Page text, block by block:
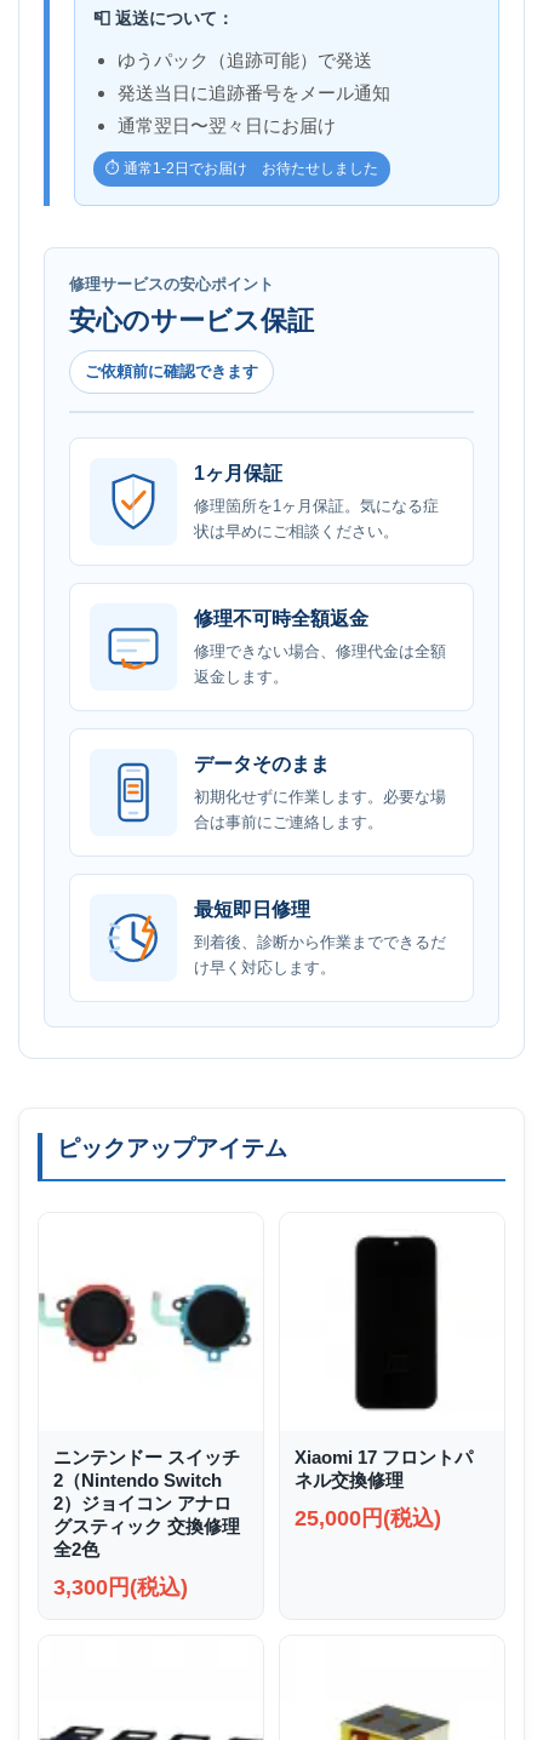
📮 返送について：
ゆうパック（追跡可能）で発送
発送当日に追跡番号をメール通知
通常翌日〜翌々日にお届け
⏱️ 通常1-2日でお届け お待たせしました
修理サービスの安心ポイント
安心のサービス保証
ご依頼前に確認できます
1ヶ月保証
修理箇所を1ヶ月保証。気になる症
状は早めにご相談ください。
修理不可時全額返金
修理できない場合、修理代金は全額
返金します。
データそのまま
初期化せずに作業します。必要な場
合は事前にご連絡します。
最短即日修理
到着後、診断から作業までできるだ
け早く対応します。
ピックアップアイテム
ニンテンドー スイッチ
2（Nintendo Switch
2）ジョイコン アナロ
グスティック 交換修理
全2色
3,300円(税込)
Xiaomi 17 フロントパ
ネル交換修理
25,000円(税込)